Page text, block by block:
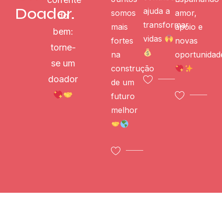
Doador.
do
bem:
torne-
se um
doador
somos
mais
fortes
na
construção
de um
futuro
melhor
ajuda a
transformar
vidas
amor,
apoio e
novas